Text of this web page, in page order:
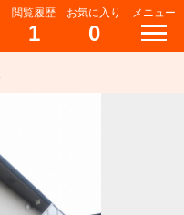
閲覧履歴
1
お気に入り
0
メニュー